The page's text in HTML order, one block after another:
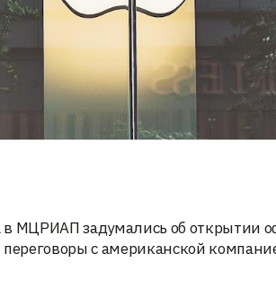
в МЦРИАП задумались об открытии
переговоры с американской